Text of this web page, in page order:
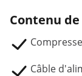
Contenu
Câble